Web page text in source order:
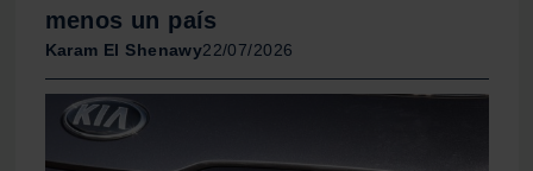
menos un país
Karam El Shenawy22/07/2026